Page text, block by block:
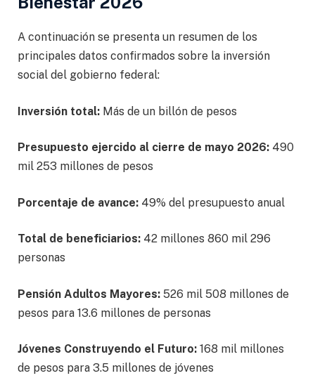
A continuación se presenta un resumen de los
principales datos confirmados sobre la inversión
social del gobierno federal:
Inversión total: Más de un billón de pesos
Presupuesto ejercido al cierre de mayo 2026: 490
mil 253 millones de pesos
Porcentaje de avance: 49% del presupuesto anual
Total de beneficiarios: 42 millones 860 mil 296
personas
Pensión Adultos Mayores: 526 mil 508 millones de
pesos para 13.6 millones de personas
Jóvenes Construyendo el Futuro: 168 mil millones
de pesos para 3.5 millones de jóvenes